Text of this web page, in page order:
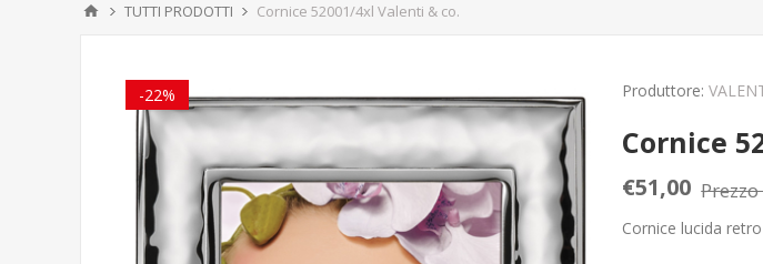
TUTTI PRODOTTI Cornice 52001/4xl Valenti & co.
-22% Produttore:
Cornice
€51,00
Cornice lucida